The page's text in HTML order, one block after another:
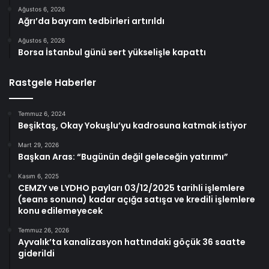
Ağustos 6, 2026
Ağrı’da bayram tedbirleri artırıldı
Ağustos 6, 2026
Borsa İstanbul günü sert yükselişle kapattı
Rastgele Haberler
Temmuz 6, 2024
Beşiktaş, Okay Yokuşlu’yu kadrosuna katmak istiyor
Mart 29, 2026
Başkan Aras: “Bugünün değil geleceğin yatırımı”
Kasım 6, 2025
CEMZY ve LYDHO payları 03/12/2025 tarihli işlemlere
(seans sonuna) kadar açığa satışa ve kredili işlemlere
konu edilemeyecek
Temmuz 26, 2026
Ayvalık’ta kanalizasyon hattındaki göçük 36 saatte
giderildi